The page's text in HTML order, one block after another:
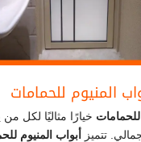
المنيوم للحمامات
للحمامات خيارًا مثاليًا لكل
تتميز
أبواب المنيوم